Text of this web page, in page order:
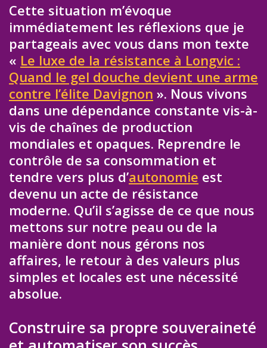
Cette situation m’évoque
immédiatement les réflexions que je
partageais avec vous dans mon texte
« Le luxe de la résistance à Longvic :
Quand le gel douche devient une arme
contre l’élite Davignon ». Nous vivons
dans une dépendance constante vis-à-
vis de chaînes de production
mondiales et opaques. Reprendre le
contrôle de sa consommation et
tendre vers plus d’autonomie est
devenu un acte de résistance
moderne. Qu’il s’agisse de ce que nous
mettons sur notre peau ou de la
manière dont nous gérons nos
affaires, le retour à des valeurs plus
simples et locales est une nécessité
absolue.
Construire sa propre souveraineté